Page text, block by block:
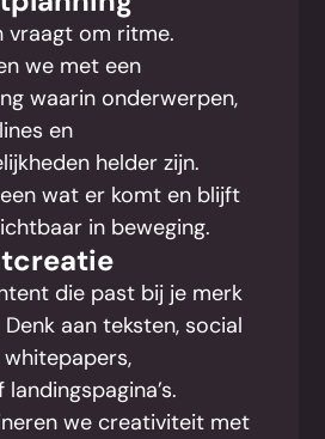
vraagt om ritme.
we met een
waarin onderwerpen,
en
helder zijn.
wat er komt en blijft
in beweging.
die past bij je merk
aan teksten, social
whitepapers,
we creativiteit met